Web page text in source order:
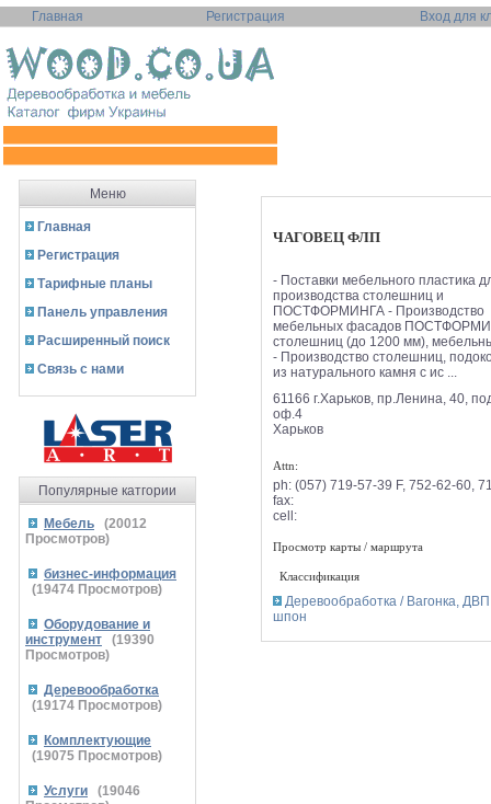
Главная Регистрация Вход для
Меню
Главная
Регистрация
Тарифные планы
Панель управления
Расширенный поиск
Связь с нами
Популярные катгории
Мебель (20012
Просмотров)
бизнес-информация
(19474 Просмотров)
Оборудование и
инструмент
(19390
Просмотров)
Деревообработка
(19174 Просмотров)
Комплектующие
(19075 Просмотров)
Услуги (19046
ЧАГОВЕЦ ФЛП
- Поставки мебельного пластика
производства столешниц и
ПОСТФОРМИНГА - Производство
мебельных фасадов
столешниц (до 1200 мм),
- Производство столешниц,
из натурального камня с ис ...
61166 г.Харьков, пр.Ленина, 40,
оф.4
Харьков
Attn:
ph: (057) 719-57-39 F, 752-62-60,
fax:
cell:
Просмотр карты / маршрута
Классификация
Деревообработка / Вагонка,
шпон